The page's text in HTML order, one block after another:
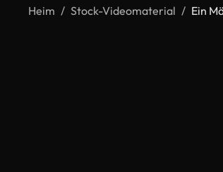
Heim Stock-Videomaterial Ein